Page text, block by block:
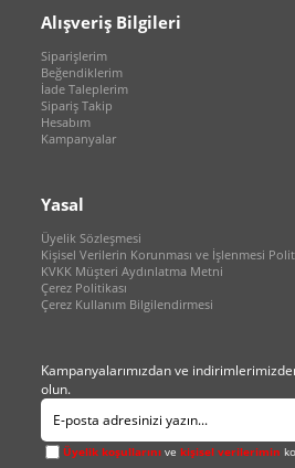
Alışveriş Bilgileri
Siparişlerim
Beğendiklerim
İade Taleplerim
Sipariş Takip
Hesabım
Kampanyalar
Yasal
Üyelik Sözleşmesi
Kişisel Verilerin Korunması ve İşlenmesi
KVKK Müşteri Aydınlatma Metni
Çerez Politikası
Çerez Kullanım Bilgilendirmesi
Kampanyalarımızdan ve
olun.
Üyelik koşullarını vekişisel verilerimin